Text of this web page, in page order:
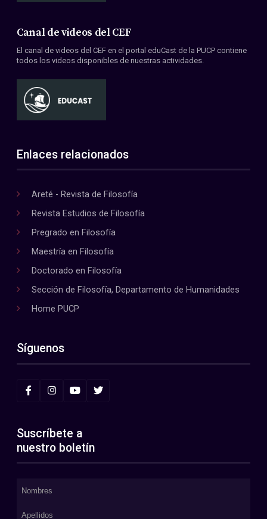
Canal de videos del CEF
El canal de videos del CEF en el portal eduCast de la PUCP contiene
todos los videos disponibles de nuestras actividades.
Enlaces relacionados
Areté - Revista de Filosofía
Revista Estudios de Filosofía
Pregrado en Filosofía
Maestría en Filosofía
Doctorado en Filosofía
Sección de Filosofía, Departamento de Humanidades
Home PUCP
Síguenos
Suscríbete a
nuestro boletín